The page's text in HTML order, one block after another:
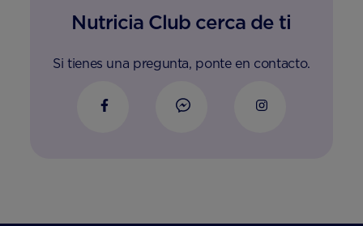
Nutricia Club cerca de ti
Si tienes una pregunta, ponte en contacto.